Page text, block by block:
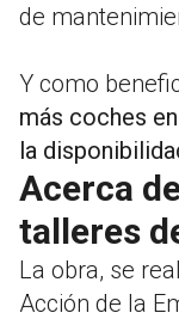
de
Y como
más coches
la
Acerca
talleres
La obra, se
Acción de la